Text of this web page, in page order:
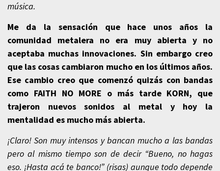
música.
Me da la sensación que hace unos años la
comunidad metalera no era muy abierta y no
aceptaba muchas innovaciones. Sin embargo creo
que las cosas cambiaron mucho en los últimos años.
Ese cambio creo que comenzó quizás con bandas
como FAITH NO MORE o más tarde KORN, que
trajeron nuevos sonidos al metal y hoy la
mentalidad es mucho más abierta.
¡Claro! Son muy intensos y bancan mucho a las bandas
pero al mismo tiempo son de decir “Bueno, no hagas
eso. ¡Hasta acá te banco!” (risas) aunque todo depende